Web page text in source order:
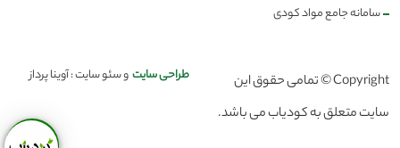
سامانه جامع مواد کودی
Copyright © تمامی حقوق این
سایت متعلق به کودیاب می باشد.
طراحی سایتو سئو سایت : آوینا پرداز